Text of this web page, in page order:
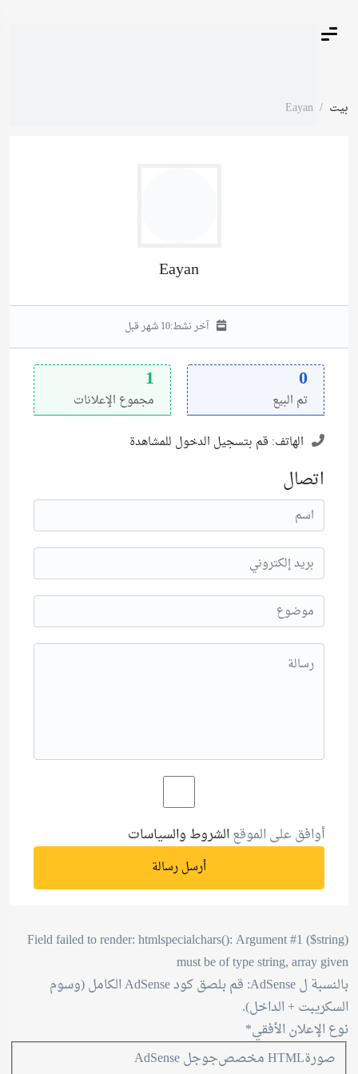
بيت Eayan
Eayan
آخر نشط:10 شهر قبل
0
تم البيع
1
مجموع الإعلانات
الهاتف: قم بتسجيل الدخول للمشاهدة
اتصال
أوافق على الموقعالشروط والسياسات
أرسل رسالة
Field failed to render: htmlspecialchars(): Argument #1 ($string)
must be of type string, array given
بالنسبة ل AdSense: قم بلصق كود AdSense الكامل (وسوم
السكريبت + الداخل).
نوع الإعلان الأفقي*
صورةHTML مخصص جوجل AdSense